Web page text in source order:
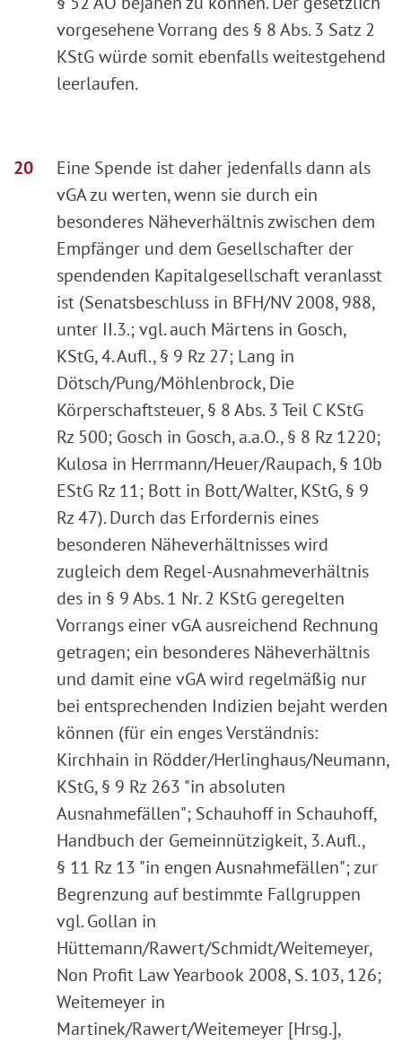
vorgesehene Vorrang des § 8 Abs. 3 Satz 2
KStG würde somit ebenfalls weitestgehend
leerlaufen.
Eine Spende ist daher jedenfalls dann als
vGA zu werten, wenn sie durch ein
besonderes Näheverhältnis zwischen dem
Empfänger und dem Gesellschafter der
spendenden Kapitalgesellschaft veranlasst
ist (Senatsbeschluss in BFH/NV 2008, 988,
unter II.3.; vgl. auch Märtens in Gosch,
KStG, 4. Aufl., § 9 Rz 27; Lang in
Dötsch/Pung/Möhlenbrock, Die
Körperschaftsteuer, § 8 Abs. 3 Teil C KStG
Rz 500; Gosch in Gosch, a.a.O., § 8 Rz 1220;
Kulosa in Herrmann/Heuer/Raupach, § 10b
EStG Rz 11; Bott in Bott/Walter, KStG, § 9
Rz 47). Durch das Erfordernis eines
besonderen Näheverhältnisses wird
zugleich dem Regel-Ausnahmeverhältnis
des in § 9 Abs. 1 Nr. 2 KStG geregelten
Vorrangs einer vGA ausreichend Rechnung
getragen; ein besonderes Näheverhältnis
und damit eine vGA wird regelmäßig nur
bei entsprechenden Indizien bejaht werden
können (für ein enges Verständnis:
Kirchhain in Rödder/Herlinghaus/Neumann,
KStG, § 9 Rz 263 "in absoluten
Ausnahmefällen"; Schauhoff in Schauhoff,
Handbuch der Gemeinnützigkeit, 3. Aufl.,
§ 11 Rz 13 "in engen Ausnahmefällen"; zur
Begrenzung auf bestimmte Fallgruppen
vgl. Gollan in
Hüttemann/Rawert/Schmidt/Weitemeyer,
Non Profit Law Yearbook 2008, S. 103, 126;
Weitemeyer in
Martinek/Rawert/Weitemeyer [Hrsg.],